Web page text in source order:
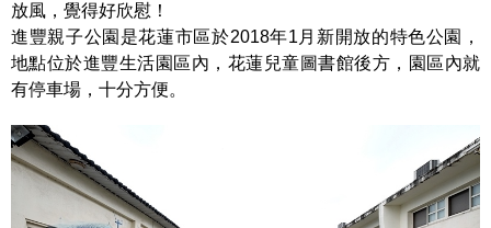
放風，覺得好欣慰！
進豐親子公園是花蓮市區於2018年1月新開放的特色公園，
地點位於進豐生活園區內，花蓮兒童圖書館後方，園區內就
有停車場，十分方便。